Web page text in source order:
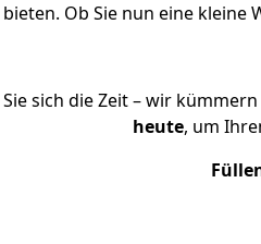
bieten. Ob Sie nun eine kleine
sich die Zeit – wir
heute, um